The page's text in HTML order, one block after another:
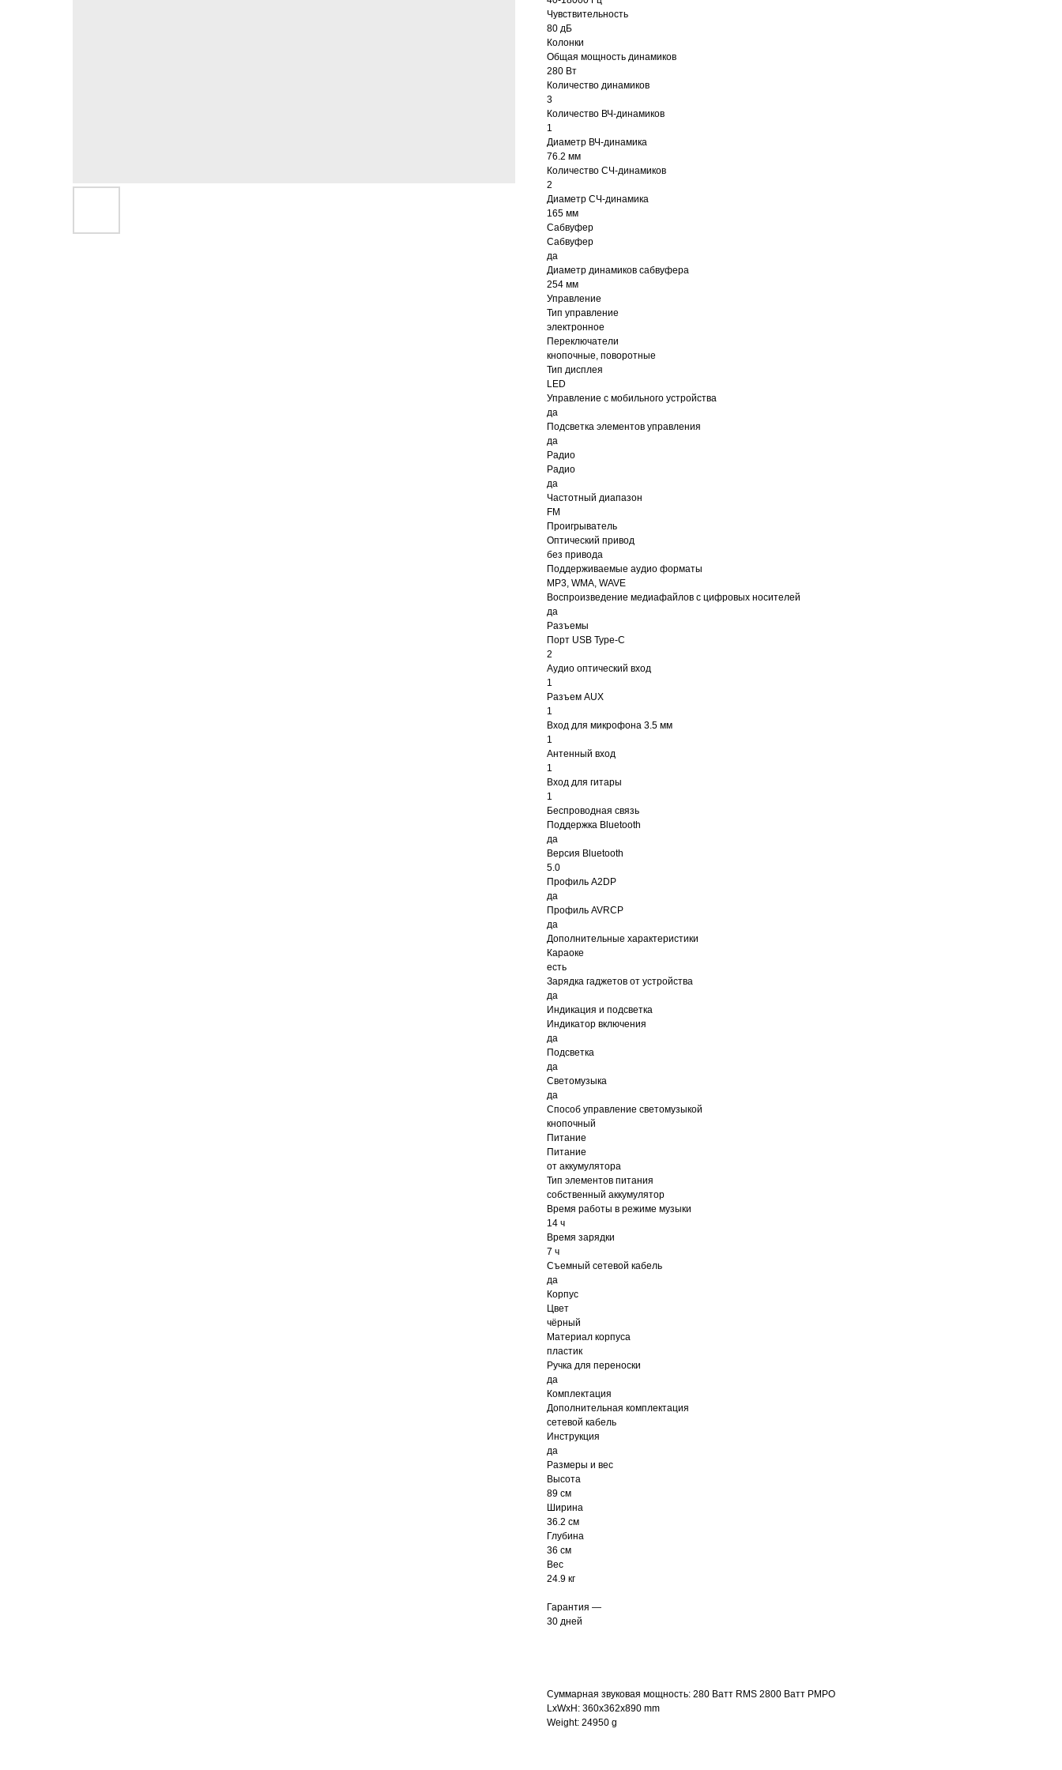
Чувствительность
80 дБ
Колонки
Общая мощность динамиков
280 Вт
Количество динамиков
3
Количество ВЧ-динамиков
1
Диаметр ВЧ-динамика
76.2 мм
Количество СЧ-динамиков
2
Диаметр СЧ-динамика
165 мм
Сабвуфер
Сабвуфер
да
Диаметр динамиков сабвуфера
254 мм
Управление
Тип управление
электронное
Переключатели
кнопочные, поворотные
Тип дисплея
LED
Управление c мобильного устройства
да
Подсветка элементов управления
да
Радио
Радио
да
Частотный диапазон
FM
Проигрыватель
Оптический привод
без привода
Поддерживаемые аудио форматы
MP3, WMA, WAVE
Воспроизведение медиафайлов с цифровых носителей
да
Разъемы
Порт USB Type-C
2
Аудио оптический вход
1
Разъем AUX
1
Вход для микрофона 3.5 мм
1
Антенный вход
1
Вход для гитары
1
Беспроводная связь
Поддержка Bluetooth
да
Версия Bluetooth
5.0
Профиль A2DP
да
Профиль AVRCP
да
Дополнительные характеристики
Караоке
есть
Зарядка гаджетов от устройства
да
Индикация и подсветка
Индикатор включения
да
Подсветка
да
Светомузыка
да
Способ управление светомузыкой
кнопочный
Питание
Питание
от аккумулятора
Тип элементов питания
собственный аккумулятор
Время работы в режиме музыки
14 ч
Время зарядки
7 ч
Съемный сетевой кабель
да
Корпус
Цвет
чёрный
Материал корпуса
пластик
Ручка для переноски
да
Комплектация
Дополнительная комплектация
сетевой кабель
Инструкция
да
Размеры и вес
Высота
89 см
Ширина
36.2 см
Глубина
36 см
Вес
24.9 кг
Гарантия —
30 дней
Суммарная звуковая мощность: 280 Ватт RMS 2800 Ватт PMPO
LxWxH: 360x362x890 mm
Weight: 24950 g